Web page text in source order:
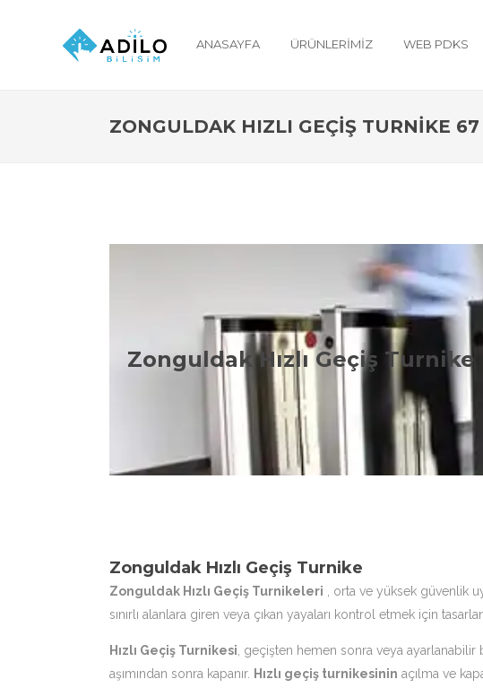
ANASAYFA ÜRÜNLERIMIZ WEB PDKS
ZONGULDAK HIZLI GEÇIŞ TURNIKE 67
Zonguldak Hızlı Geçiş Turnike
Zonguldak Vip Turnike
Zonguldak Hızlı Geçiş Turnike
Zonguldak Hızlı Geçiş Turnikeleri , orta ve yüksek güvenlik
sınırlı alanlara giren veya çıkan yayaları kontrol etmek için
Hızlı Geçiş Turnikesi , geçişten hemen sonra veya ayarlanabilir
aşımından sonra kapanır. Hızlı geçiş turnikesinin açılma ve